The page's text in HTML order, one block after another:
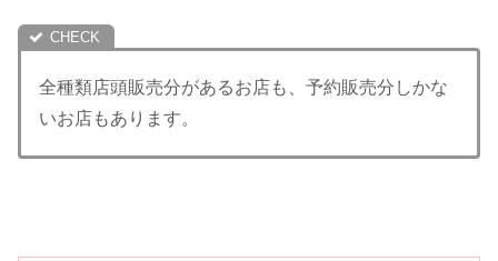
全種類店頭販売分があるお店も、予約販売分しかな
いお店もあります。